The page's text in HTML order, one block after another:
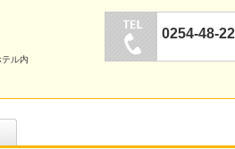
ル内
0254-48-